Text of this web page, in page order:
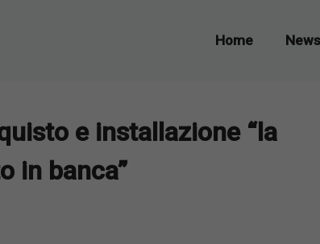
Home News
e installazione “la
in banca”